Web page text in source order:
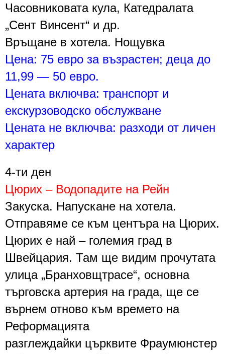
Часовниковата кула, Катедралата
„Сент Винсент“ и др.
Връщане в хотела. Нощувка
Цена: 75 евро за възрастен; деца до
11,99 — 50 евро.
Цената включва: транспорт и
екскурзоводско обслужване
Цената не включва: разходи от личен
характер
4-ти ден
Цюрих – Водопадите на Рейн
Закуска. Напускане на хотела.
Отправяме се към центъра на Цюрих.
Цюрих е най – големия град в
Швейцария. Там ще видим прочутата
улица „Бранховщтрасе“, основна
търговска артерия на града, ще се
върнем отново към времето на
Реформацията
разглеждайки църквите Фраумюнстер